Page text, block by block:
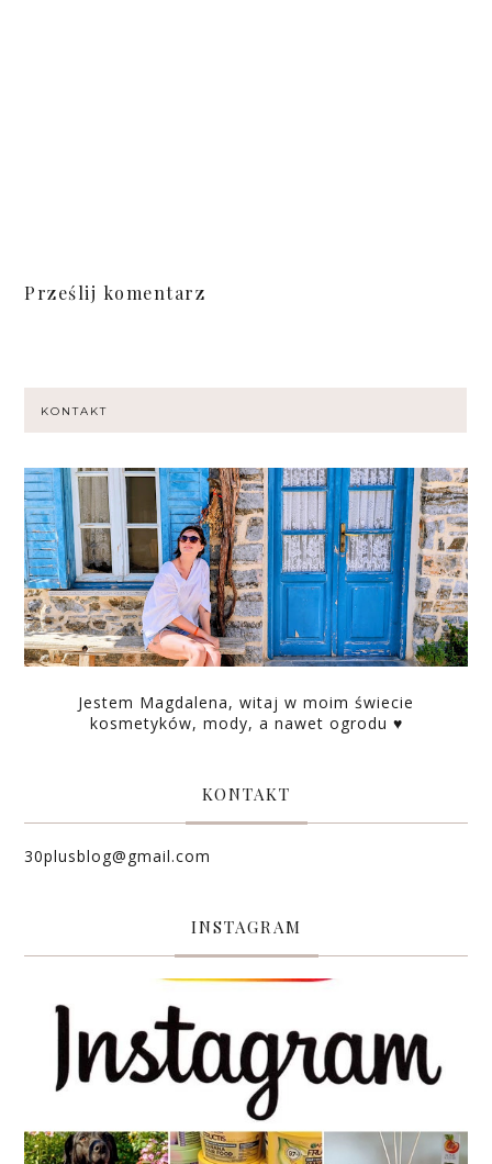
Prześlij komentarz
KONTAKT
Jestem Magdalena, witaj w moim świecie
kosmetyków, mody, a nawet ogrodu ♥
KONTAKT
30plusblog@gmail.com
INSTAGRAM